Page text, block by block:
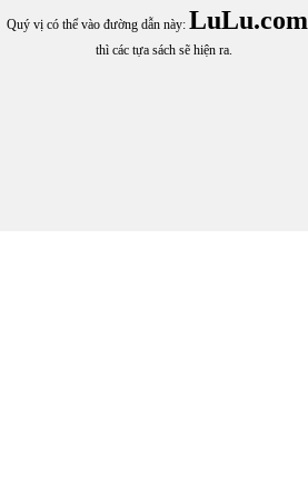
Quý vị có thể vào đường dẫn này: LuLu.com
thì các tựa sách sẽ hiện ra.